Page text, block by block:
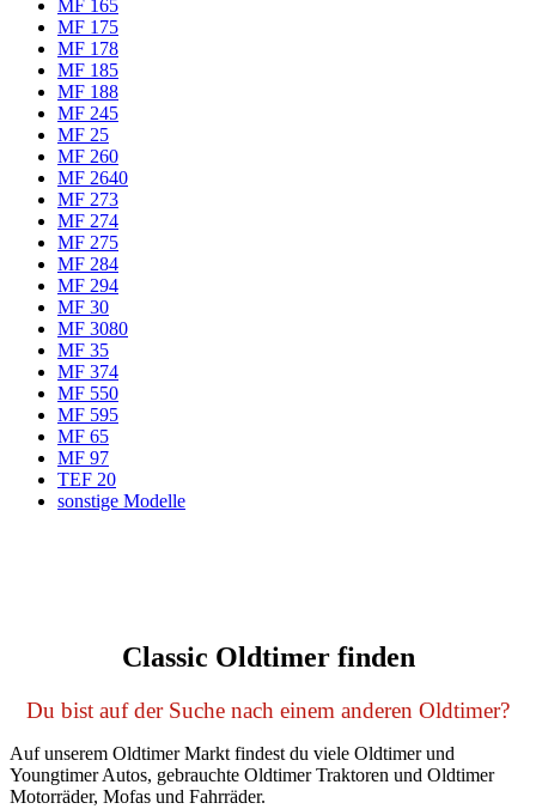
MF 165
MF 175
MF 178
MF 185
MF 188
MF 245
MF 25
MF 260
MF 2640
MF 273
MF 274
MF 275
MF 284
MF 294
MF 30
MF 3080
MF 35
MF 374
MF 550
MF 595
MF 65
MF 97
TEF 20
sonstige Modelle
Classic Oldtimer finden
Du bist auf der Suche nach einem anderen Oldtimer?
Auf unserem Oldtimer Markt findest du viele Oldtimer und
Youngtimer Autos, gebrauchte Oldtimer Traktoren und Oldtimer
Motorräder, Mofas und Fahrräder.